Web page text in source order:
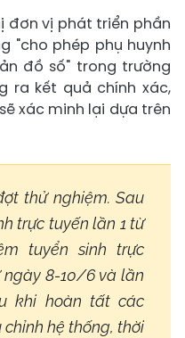
đơn vị phát triển phần
"cho phép phụ huynh
đồ số" trong trường
ra kết quả chính xác,
xác minh lại dựa trên
thử nghiệm. Sau
trực tuyến lần 1 từ
tuyển sinh trực
ngày 8-10/6 và lần
khi hoàn tất các
hệ thống, thời